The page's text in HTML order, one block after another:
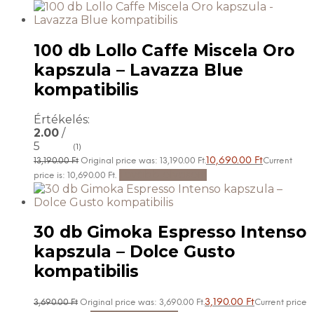
100 db Lollo Caffe Miscela Oro
kapszula – Lavazza Blue
kompatibilis
Értékelés:
2.00 /
5
(1)
13,190.00Ft Original price was: 13,190.00 Ft.10,690.00 FtCurrent
price is: 10,690.00 Ft.
30 db Gimoka Espresso Intenso
kapszula – Dolce Gusto
kompatibilis
3,690.00Ft Original price was: 3,690.00 Ft.3,190.00 FtCurrent price